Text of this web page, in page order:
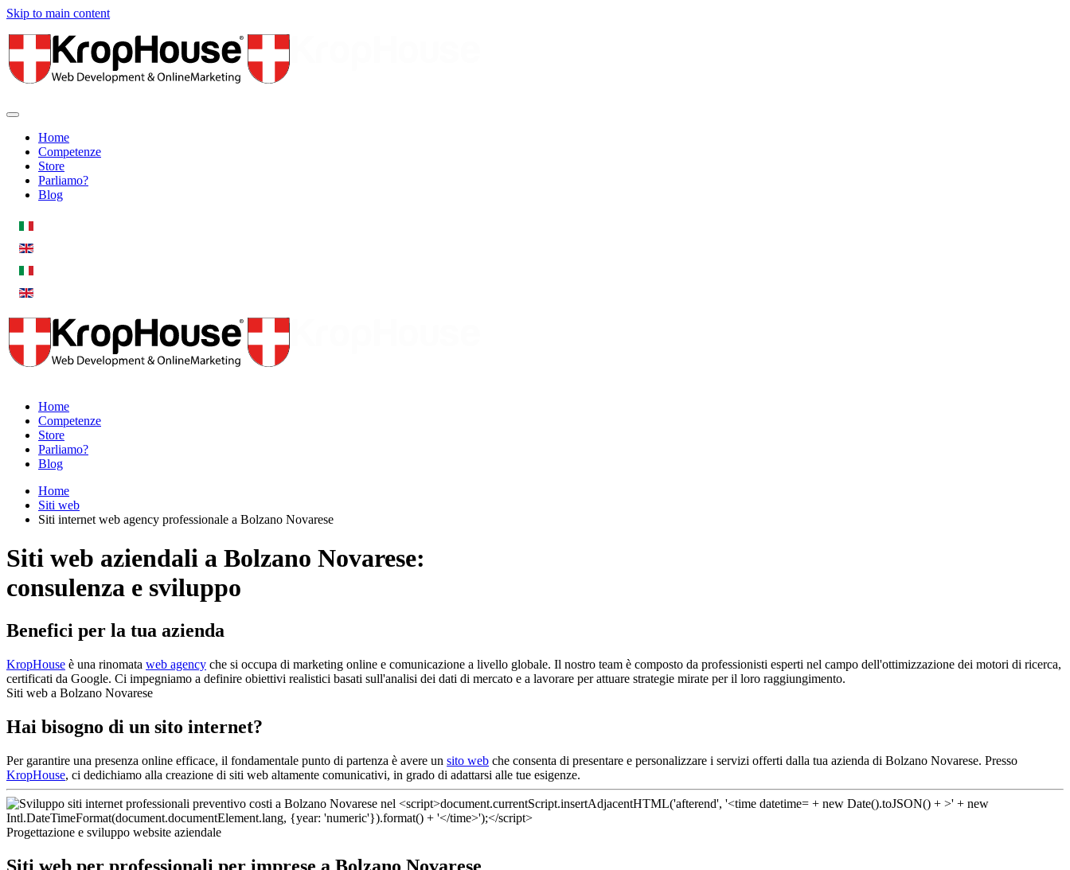
Skip to main content
Home
Competenze
Store
Parliamo?
Blog
Home
Competenze
Store
Parliamo?
Blog
Home
Siti web
Siti internet web agency professionale a Bolzano Novarese
Siti web aziendali a Bolzano Novarese:
consulenza e sviluppo
Benefici per la tua azienda
KropHouse è una rinomata web agency che si occupa di marketing online e comunicazione a livello globale. Il nostro team è composto da professionisti esperti nel campo dell'ottimizzazione dei motori di ricerca,
certificati da Google. Ci impegniamo a definire obiettivi realistici basati sull'analisi dei dati di mercato e a lavorare per attuare strategie mirate per il loro raggiungimento.
Siti web a Bolzano Novarese
Hai bisogno di un sito internet?
Per garantire una presenza online efficace, il fondamentale punto di partenza è avere un sito web che consenta di presentare e personalizzare i servizi offerti dalla tua azienda di Bolzano Novarese. Presso
KropHouse, ci dedichiamo alla creazione di siti web altamente comunicativi, in grado di adattarsi alle tue esigenze.
Progettazione e sviluppo website aziendale
Siti web per professionali per imprese a Bolzano Novarese